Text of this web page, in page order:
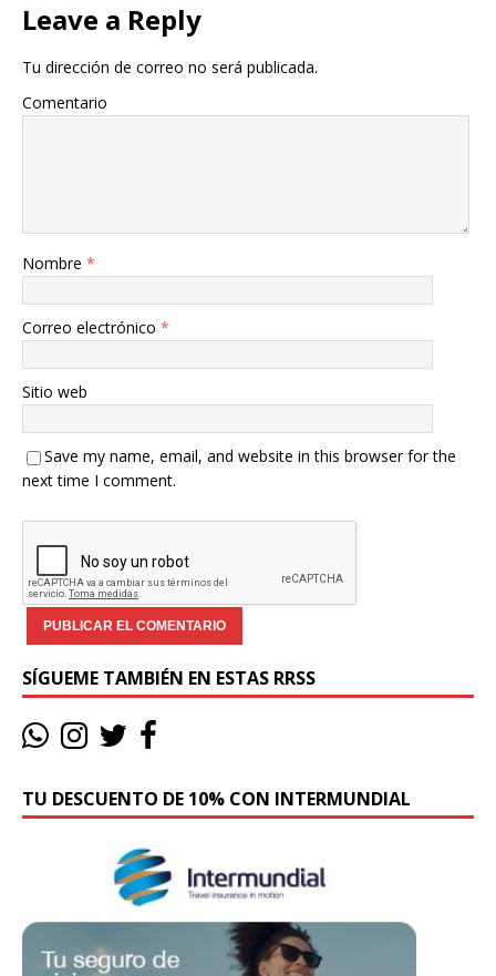
Leave a Reply
Tu dirección de correo no será publicada.
Comentario
Nombre *
Correo electrónico *
Sitio web
Save my name, email, and website in this browser for the
next time I comment.
SÍGUEME TAMBIÉN EN ESTAS RRSS
TU DESCUENTO DE 10% CON INTERMUNDIAL